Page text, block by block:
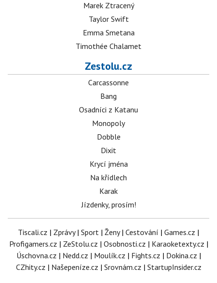
Marek Ztracený
Taylor Swift
Emma Smetana
Timothée Chalamet
Zestolu.cz
Carcassonne
Bang
Osadníci z Katanu
Monopoly
Dobble
Dixit
Krycí jména
Na křídlech
Karak
Jízdenky, prosím!
Tiscali.cz | Zprávy| Sport | Ženy| Cestování | Games.cz |
Profigamers.cz | ZeStolu.cz | Osobnosti.cz | Karaoketexty.cz |
Úschovna.cz | Nedd.cz | Moulík.cz | Fights.cz | Dokina.cz |
CZhity.cz | Našepeníze.cz | Srovnám.cz | StartupInsider.cz